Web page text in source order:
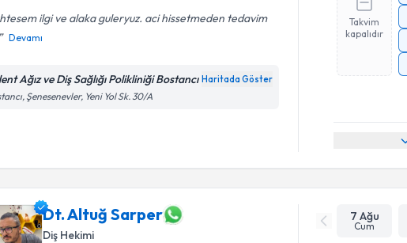
ilgi ve alaka guleryuz. aci hissetmeden tedavim
Devamı
Ağız ve Diş Sağlığı Polikliniği Bostancı Haritada Göster
Şenesenevler, Yeni Yol Sk. 30/A
Takvim
kapalıdır
Dt. Altuğ Sarper
Diş Hekimi
7 Ağu
Cum